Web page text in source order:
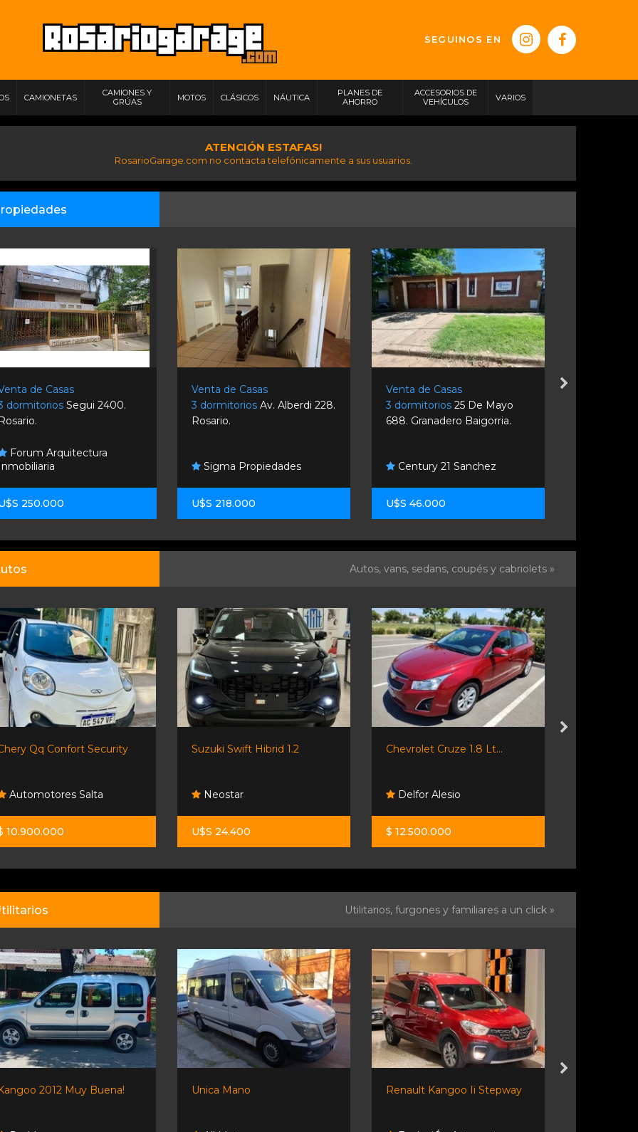
SEGUINOS EN
CAMIONETAS
CAMIONES Y
GRÚAS
MOTOS CLÁSICOS NÁUTICA
PLANES DE
AHORRO
ACCESORIOS DE
VEHÍCULOS
VARIOS
ATENCIÓN ESTAFAS!
RosarioGarage.com no contacta telefónicamente a sus usuarios.
de Casas
dormitorios Segui 2400.
Rosario.
Forum Arquitectura
Inmobiliaria
250.000
Venta de Casas
3 dormitoriosAv. Alberdi 228.
Rosario.
Sigma Propiedades
U$S 218.000
Venta de Casas
3 dormitorios25 De Mayo
688. Granadero Baigorria.
Century 21 Sanchez
U$S 46.000
Autos, vans, sedans, coupés y cabriolets »
Qq Confort Security
Automotores Salta
10.900.000
Suzuki Swift Hibrid 1.2
Neostar
U$S 24.400
Chevrolet Cruze 1.8 Lt...
Delfor Alesio
$ 12.500.000
Utilitarios, furgones y familiares a un click »
2012 Muy Buena! Unica Mano Renault Kangoo Ii Stepway